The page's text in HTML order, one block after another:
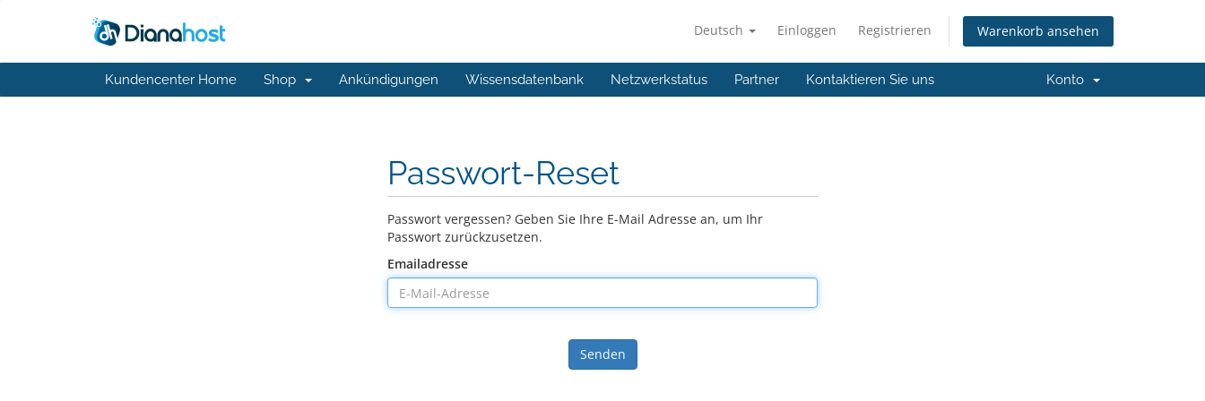
Deutsch Einloggen Registrieren Warenkorb ansehen
Kundencenter Home Shop Ankündigungen Wissensdatenbank Netzwerkstatus Partner Kontaktieren Sie uns Konto
Passwort-Reset
Passwort vergessen? Geben Sie Ihre E-Mail Adresse an, um Ihr
Passwort zurückzusetzen.
Emailadresse
Senden